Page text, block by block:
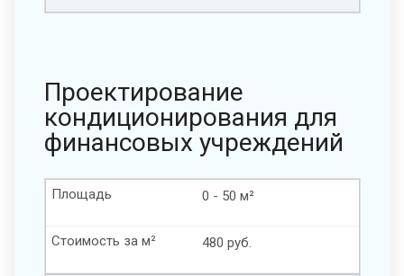
Проектирование
кондиционирования для
финансовых учреждений
0 - 50 м²
Площадь
480 руб.
Стоимость за м²